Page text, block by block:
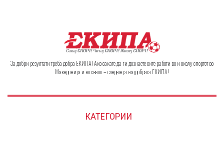
За добри резултати треба добра ЕКИПА! Ако сакате да ги дознаете сите работи во и околу спортот во
Македонија и во светот – следете ја најдобрата ЕКИПА!
КАТЕГОРИИ